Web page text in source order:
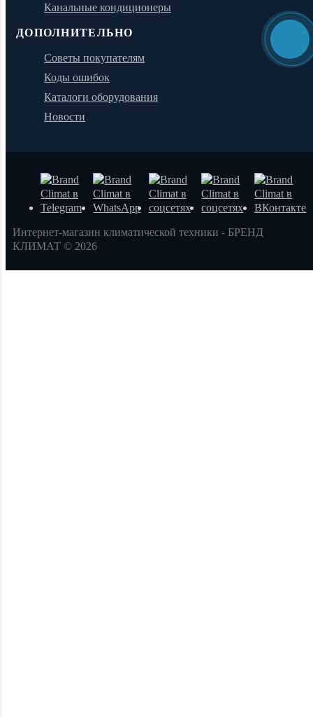
Канальные кондиционеры
ДОПОЛНИТЕЛЬНО
Советы покупателям
Коды ошибок
Каталоги оборудования
Новости
Интернет-магазин климатической техники - БРЕНД
КЛИМАТ © 2026